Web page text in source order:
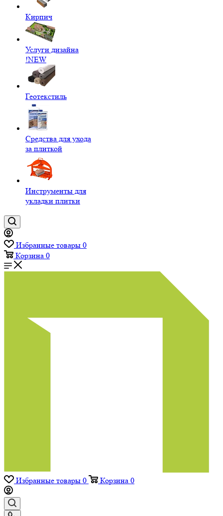
Кирпич
Услуги дизайна
!NEW
Геотекстиль
Средства для ухода
за плиткой
Инструменты для
укладки плитки
Избранные товары 0
Корзина 0
Избранные товары 0 Корзина 0